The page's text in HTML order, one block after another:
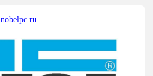
nobelpc.ru